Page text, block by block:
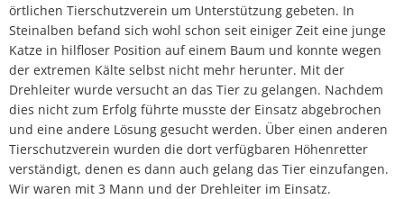
örtlichen Tierschutzverein um Unterstützung gebeten. In
Steinalben befand sich wohl schon seit einiger Zeit eine junge
Katze in hilfloser Position auf einem Baum und konnte wegen
der extremen Kälte selbst nicht mehr herunter. Mit der
Drehleiter wurde versucht an das Tier zu gelangen. Nachdem
dies nicht zum Erfolg führte musste der Einsatz abgebrochen
und eine andere Lösung gesucht werden. Über einen anderen
Tierschutzverein wurden die dort verfügbaren Höhenretter
verständigt, denen es dann auch gelang das Tier einzufangen.
Wir waren mit 3 Mann und der Drehleiter im Einsatz.